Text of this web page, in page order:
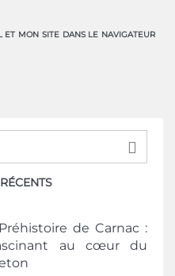
MON SITE DANS LE NAVIGATEUR
de Carnac :
au cœur du